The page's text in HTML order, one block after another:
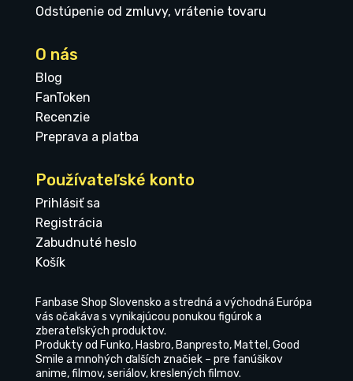
Odstúpenie od zmluvy, vrátenie tovaru
O nás
Blog
FanToken
Recenzie
Preprava a platba
Používateľské konto
Prihlásiť sa
Registrácia
Zabudnuté heslo
Košík
Fanbase Shop Slovensko a stredná a východná Európa
vás očakáva s vynikajúcou ponukou figúrok a
zberateľských produktov.
Produkty od Funko, Hasbro, Banpresto, Mattel, Good
Smile a mnohých ďalších značiek – pre fanúšikov
anime, filmov, seriálov, kreslených filmov.